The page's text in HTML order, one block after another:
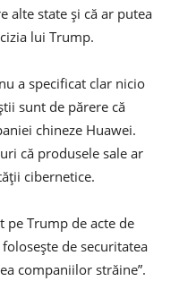
alte state şi că ar putea
lui Trump.
a specificat clar nicio
sunt de părere că
chineze Huawei.
că produsele sale ar
cibernetice.
pe Trump de acte de
de securitatea
companiilor străine”.